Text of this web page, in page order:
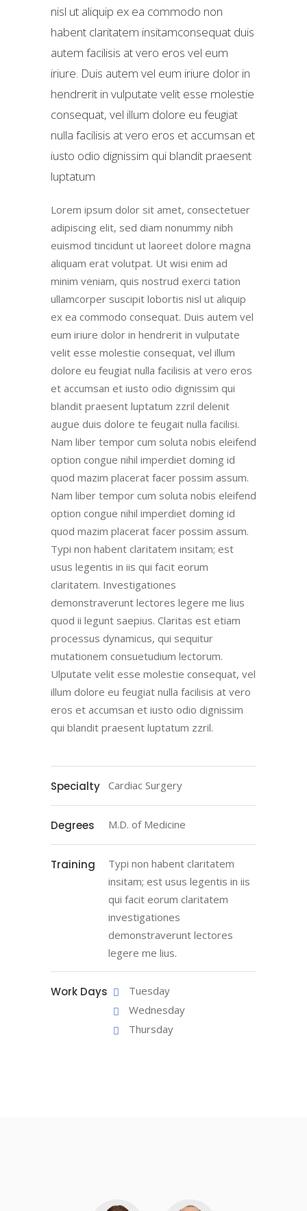
nisl ut aliquip ex ea commodo non
habent claritatem insitamconsequat duis
autem facilisis at vero eros vel eum
iriure. Duis autem vel eum iriure dolor in
hendrerit in vulputate velit esse molestie
consequat, vel illum dolore eu feugiat
nulla facilisis at vero eros et accumsan et
iusto odio dignissim qui blandit praesent
luptatum
Lorem ipsum dolor sit amet, consectetuer
adipiscing elit, sed diam nonummy nibh
euismod tincidunt ut laoreet dolore magna
aliquam erat volutpat. Ut wisi enim ad
minim veniam, quis nostrud exerci tation
ullamcorper suscipit lobortis nisl ut aliquip
ex ea commodo consequat. Duis autem vel
eum iriure dolor in hendrerit in vulputate
velit esse molestie consequat, vel illum
dolore eu feugiat nulla facilisis at vero eros
et accumsan et iusto odio dignissim qui
blandit praesent luptatum zzril delenit
augue duis dolore te feugait nulla facilisi.
Nam liber tempor cum soluta nobis eleifend
option congue nihil imperdiet doming id
quod mazim placerat facer possim assum.
Nam liber tempor cum soluta nobis eleifend
option congue nihil imperdiet doming id
quod mazim placerat facer possim assum.
Typi non habent claritatem insitam; est
usus legentis in iis qui facit eorum
claritatem. Investigationes
demonstraverunt lectores legere me lius
quod ii legunt saepius. Claritas est etiam
processus dynamicus, qui sequitur
mutationem consuetudium lectorum.
Ulputate velit esse molestie consequat, vel
illum dolore eu feugiat nulla facilisis at vero
eros et accumsan et iusto odio dignissim
qui blandit praesent luptatum zzril.
Specialty Cardiac Surgery
Degrees M.D. of Medicine
Training
Typi non habent claritatem
insitam; est usus legentis in iis
qui facit eorum claritatem
investigationes
demonstraverunt lectores
legere me lius.
Work Days
Tuesday
Wednesday
Thursday